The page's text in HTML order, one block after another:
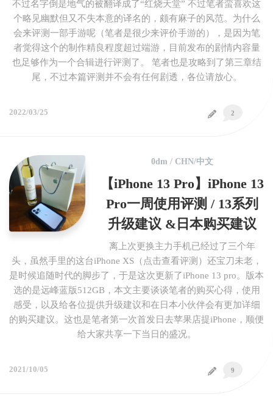
不过名字倒是地气的被翻译成了“红烧天堂” 不过笔者蛮喜欢这
个略见幽默但又不失本意的译名的，颇有麻子的风范。为什么
会来评测一部手游呢（笔者是很少来评价手游的），是因为笔
者觉得这个的制作精良程度超过端游，目前发布的剧情内容量
也足够作为一个合辑进行评测了。 笔者也是攻略到了第三章结
尾，不过本篇评测并不会有任何剧透，各位请放心。
2
2022/03/25
0dm / CHN/中文
【iPhone 13 Pro】iPhone 13
Pro一周使用评测 / 13系列
升级建议 &日本购买建议
离上次更换主力手机已经过了三个年
头，虽然手里的这台iPhone XS（点击查看评测）还宝刀未老，
是时候追随时代的脚步了，于是这次更新了iPhone 13 pro。版本
选的是远峰蓝版512GB，本文主要谈谈笔者的购买心得，使用
感受，以及给各位提供升级建议和在日本小伙伴会有更加详细
的购买建议。这也是笔者第一次首发日去苹果店提iPhone，顺便
给大家共享一下当日的盛况。
9
2021/10/05